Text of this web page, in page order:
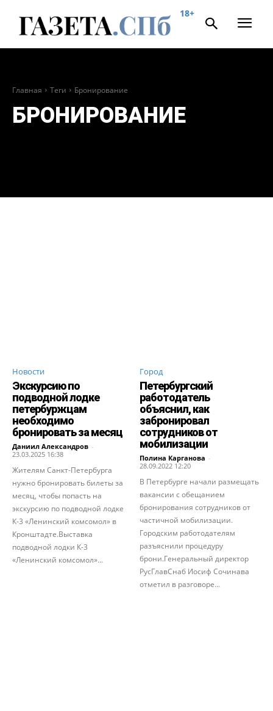
18+
Главная Теги Бронирование
БРОНИРОВАНИЕ
Новости
Экскурсию по
подводной лодке
петербуржцам
необходимо
бронировать за месяц
Даниил Александров -
23.03.2025 16:38
Жителям Санкт-Петербурга
нужно бронировать билеты за
месяц, чтобы попасть на
экскурсию по подводной лодке
К-3 «Ленинский комсомол» в
Кронштадте.Выставка
подводной лодки К-3
«Ленинский комсомол»...
Город
Петербургский
работодатель
объяснил, как
забронировал
сотрудников от
мобилизации
Полина Карганова -
28.09.2022 12:20
В Петербурге начали размещать
вакансии с обещанием
бронирования сотрудников от
частичной мобилизации.
Городским работодателям
разъяснили процедуру
брони.Генеральный директор
РусГлавСнаб Иосиф Сочинава
отметил в разговоре...